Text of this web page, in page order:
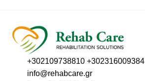
+302109738810 +302316009384
info@rehabcare.gr